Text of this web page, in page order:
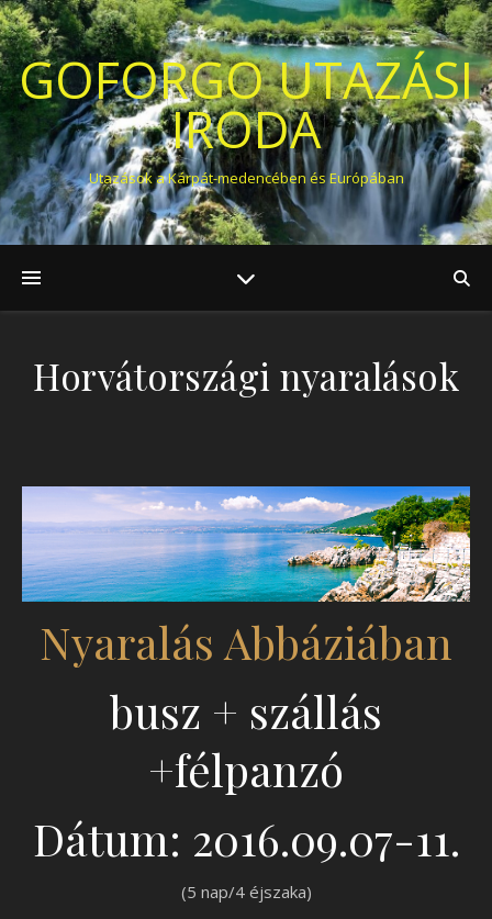
GOFORGO UTAZÁSI
IRODA
Utazások a Kárpát-medencében és Európában
Horvátországi nyaralások
Nyaralás Abbáziában
busz + szállás
+félpanzó
Dátum: 2016.09.07-11.
(5 nap/4 éjszaka)